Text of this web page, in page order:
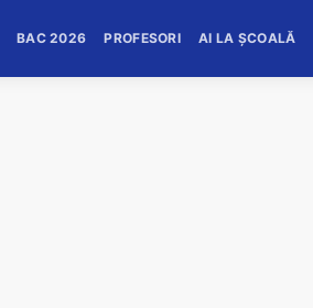
BAC 2026 PROFESORI AI LA ȘCOALĂ